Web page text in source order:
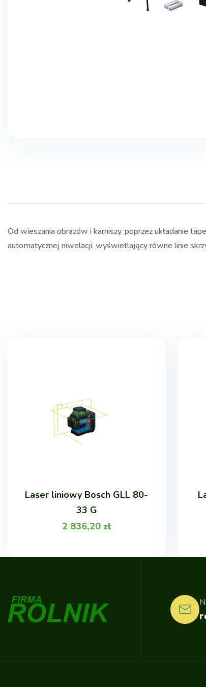
Od wieszania obrazów i karniszy, poprzez układanie
automatycznej niwelacji, wyświetlający równe linie
Laser liniowy Bosch GLL 80-
33 G
2 836,20 zł